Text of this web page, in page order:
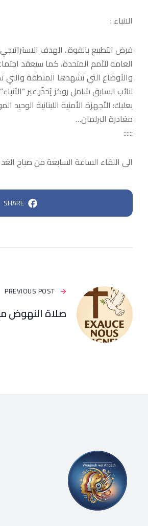
الانباء :
فرض التطبيع بالقوة.. الهدف
العامة للأمم المتحدة، كما سيعقد
والأوضاع التي تشهدها المنطقة والتي
لنائب السابق شامل روكز يُحذّر عبر
بعلبك: الأجهزة الأمنية اللبنانية
مغادرة البرلمان…
::::::
الى اللقاء الساعة السابعة من صباح
SHARE
PREVIOUS POST
صلاة النهوض